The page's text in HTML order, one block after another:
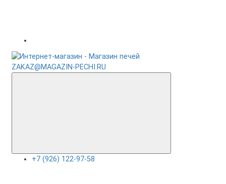
ZAKAZ@MAGAZIN-PECHI.RU
+7 (926) 122-97-58